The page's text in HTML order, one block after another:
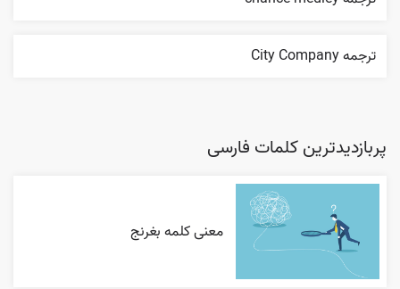
ترجمه City Company
پربازدیدترین کلمات فارسی
معنی کلمه بغرنج